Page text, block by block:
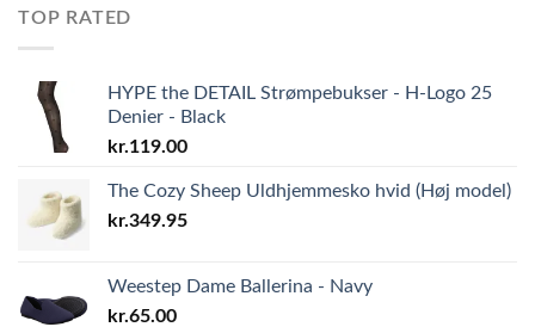
TOP RATED
HYPE the DETAIL Strømpebukser - H-Logo 25
Denier - Black
kr.119.00
The Cozy Sheep Uldhjemmesko hvid (Høj model)
kr.349.95
Weestep Dame Ballerina - Navy
kr.65.00